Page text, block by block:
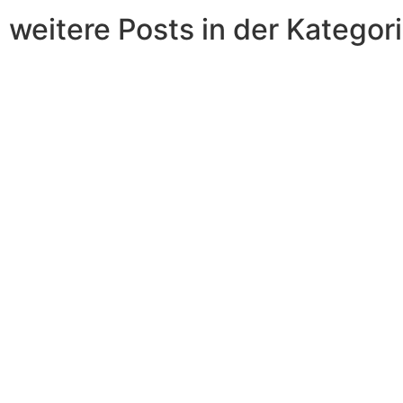
weitere Posts in der